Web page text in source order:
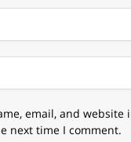
email, and website
next time I comment.